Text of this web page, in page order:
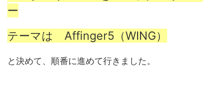
ー
テーマは Affinger5（WING）
と決めて、順番に進めて行きました。